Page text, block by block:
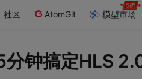
社区 AtomGit 模型市场
钟搞定HLS